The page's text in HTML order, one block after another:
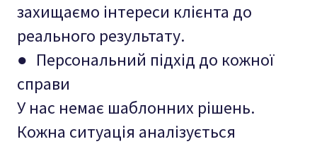
захищаємо інтереси клієнта до
реального результату.
● Персональний підхід до кожної
справи
У нас немає шаблонних рішень.
Кожна ситуація аналізується